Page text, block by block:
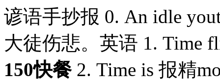
谚语手抄报 0. An idle
大徒伤悲。英语 1. Time
150快餐2. Time is 报精